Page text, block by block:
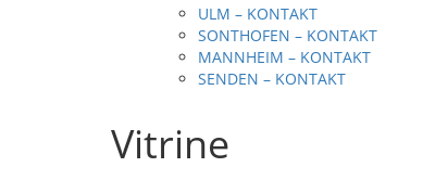
ULM – KONTAKT
SONTHOFEN – KONTAKT
MANNHEIM – KONTAKT
SENDEN – KONTAKT
Vitrine